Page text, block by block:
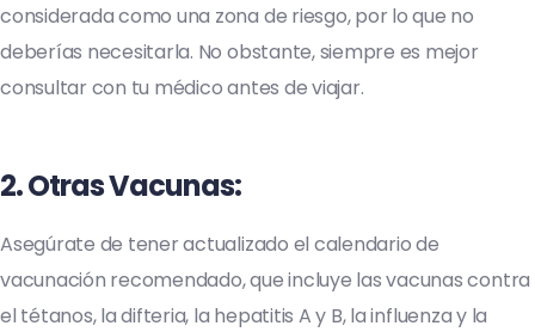
considerada como una zona de riesgo, por lo que no
deberías necesitarla. No obstante, siempre es mejor
consultar con tu médico antes de viajar.
2.Otras Vacunas:
Asegúrate de tener actualizado el calendario de
vacunación recomendado, que incluye las vacunas contra
el tétanos, la difteria, la hepatitis A y B, la influenza y la